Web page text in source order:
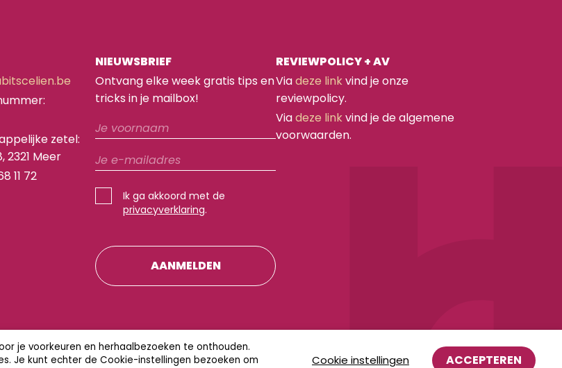
zetel:
2321 Meer
11 72
NIEUWSBRIEF
Ontvang elke week gratis tips en
tricks in je mailbox!
Ik ga akkoord met de
privacyverklaring.
REVIEWPOLICY + AV
Viadeze linkvind je onze
reviewpolicy.
Viadeze linkvind je de algemene
voorwaarden.
je voorkeuren en herhaalbezoeken te onthouden.
Je kunt echter de Cookie-instellingen bezoeken om
Cookie instellingen ACCEPTEREN